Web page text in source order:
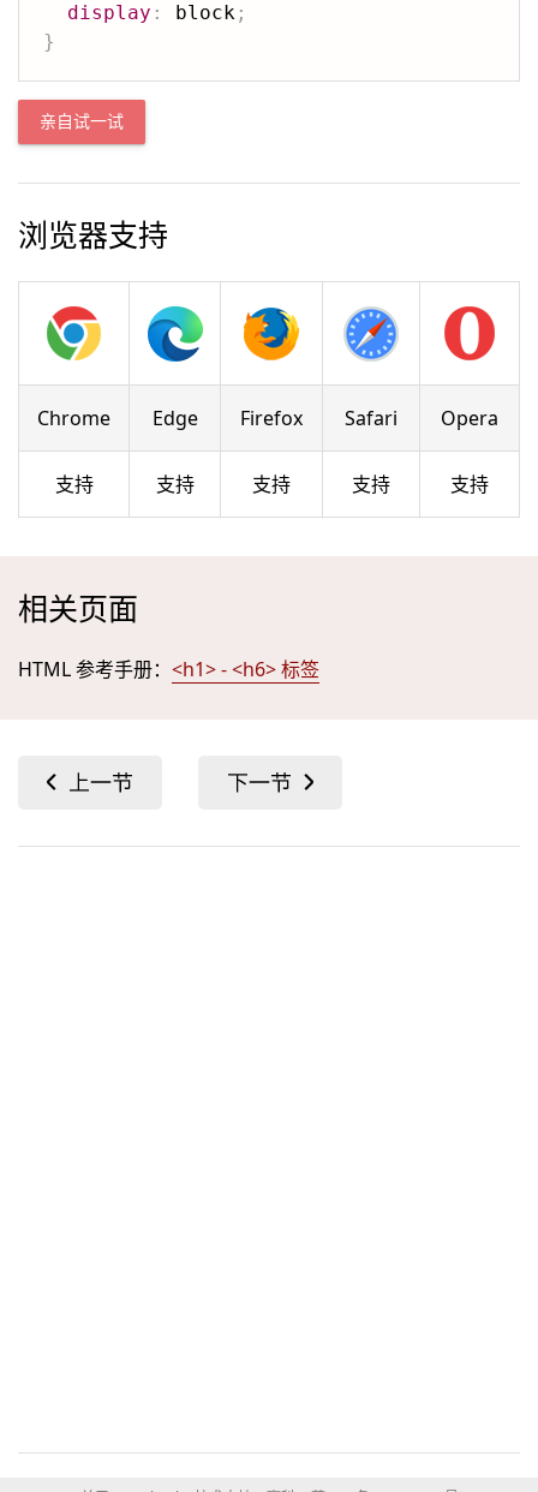
display : block ;
}
亲自试一试
浏览器支持
Chrome Edge Firefox Safari Opera
支持 支持 支持 支持 支持
相关页面
HTML 参考手册： <h1> - <h6> 标签